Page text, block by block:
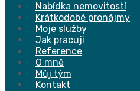
Nabídka nemovitostí
Krátkodobé pronájmy
Moje služby
Jak pracuji
Reference
O mně
Můj tým
Kontakt